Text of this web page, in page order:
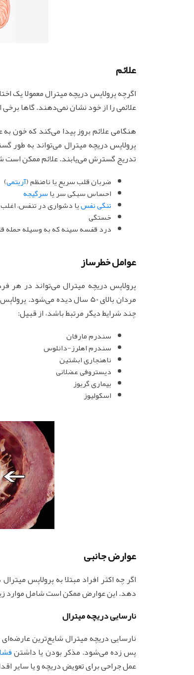
علائم
اگرچه پرولاپس دریچه میترال معمولا یک
علائمی را از خود نشان نمی‌دهند. گاها
هنگامی علائم بروز پیدا می‌کند که خون
پرولاپس دریچه میترال می‌تواند به طور
تدریج گسترش می‌یابند. علائم ممکن است
ضربان قلب سریع یا نامنظم (آریتمی)
احساس سبکی سر یاسرگیجه
تنگی نفسیا دشواری در تنفس،
خستگی
درد قفسه سینه که به وسیله حمله
عوامل خطرساز
پرولاپس دریچه میترال می‌تواند در هر
مردان بالای 50 سال دیده
چند شرایط دیگر مرتبط باشد، از قبیل:
سندرم مارفان
سندرم اهلرز-دانلوس
ناهنجاری ابشتین
دیستروفی عضلانی
بیماری گریوز
اسکولیوز
عوارض جانبی
اگر چه اکثر افراد مبتلا به پرولاپس
دهد. این عوارض ممکن است شامل موارد
نارسایی دریچه میترال
نارسایی دریچه میترال شایع‌ترین
پس زده می‌شود. مذکر بودن یا داشتن
عمل جراحی برای تعویض دریچه و یا سایر